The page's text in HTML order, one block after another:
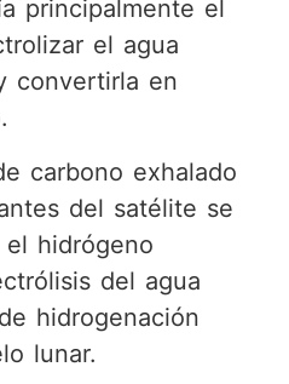
principalmente el
el agua
convertirla en
carbono exhalado
del satélite se
hidrógeno
del agua
hidrogenación
lunar.